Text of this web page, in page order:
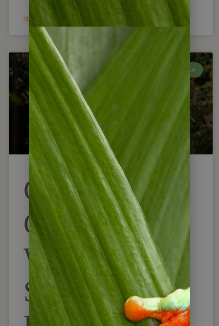
WEITERLESEN »
COSTA RICA
Costa Rica
Gruppenreise:
Wer begleitet
Sie als